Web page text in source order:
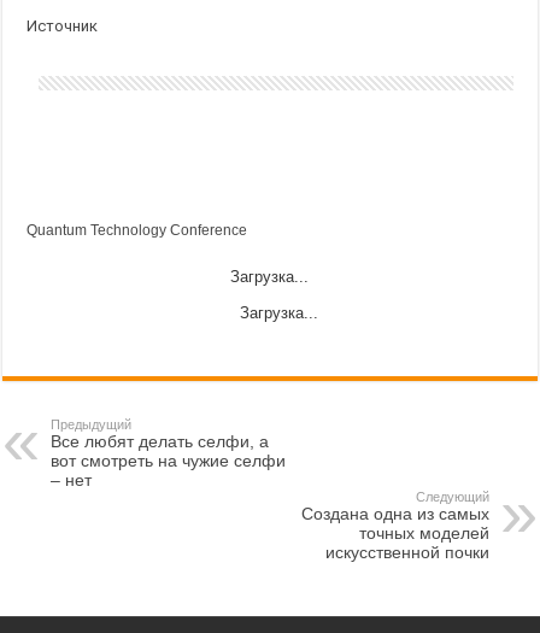
Источник
Quantum Technology Conference
Загрузка...
Загрузка...
Предыдущий
Все любят делать селфи, а
вот смотреть на чужие селфи
– нет
Следующий
Создана одна из самых
точных моделей
искусственной почки